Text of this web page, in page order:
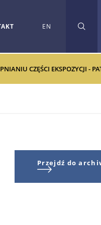
EN
CZĘŚCI EKSPOZYCJI -
Przejdź do